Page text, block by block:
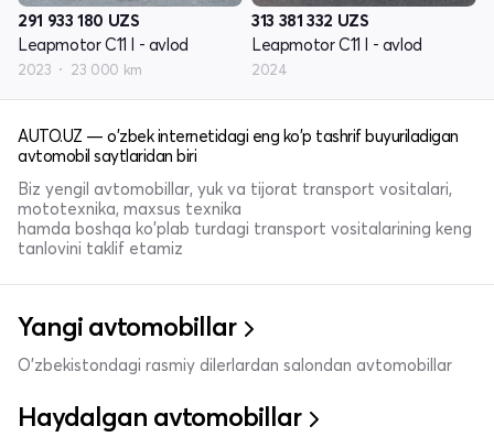
291 933 180 UZS
Leapmotor C11 I - avlod
2023 23 000 km
313 381 332 UZS
Leapmotor C11 I - avlod
2024
AUTO.UZ — o'zbek internetidagi eng ko'p tashrif buyuriladigan
avtomobil saytlaridan biri
Biz yengil avtomobillar, yuk va tijorat transport vositalari,
mototexnika, maxsus texnika
hamda boshqa ko'plab turdagi transport vositalarining keng
tanlovini taklif etamiz
Yangi avtomobillar
O'zbekistondagi rasmiy dilerlardan salondan avtomobillar
Haydalgan avtomobillar